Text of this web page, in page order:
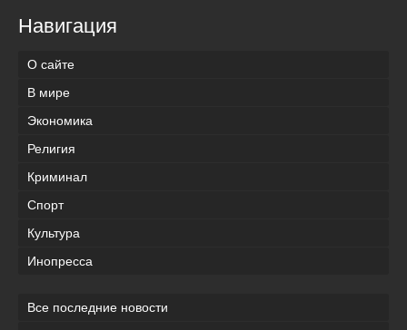
Навигация
О сайте
В мире
Экономика
Религия
Криминал
Спорт
Культура
Инопресса
Все последние новости